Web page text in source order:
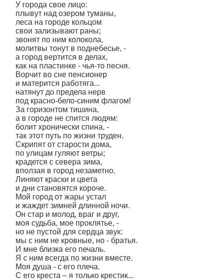
У города свое лицо:
плывут над озером туманы,
леса на городе кольцом
свои зализывают раны;
звонят по ним колокола,
молитвы тонут в поднебесье, -
а город вертится в делах,
как на пластинке - чья-то песня.
Ворчит во сне пенсионер
и матерится работяга...
натянут до предела нерв
под красно-бело-синим флагом!
За горизонтом тишина,
а в городе не спится людям:
болит хронически спина, -
так этот путь по жизни труден.
Скрипят от старости дома,
по улицам гуляют ветры;
крадется с севера зима,
вползая в город незаметно.
Линяют краски и цвета
и дни становятся короче.
Мой город от жары устал
и жаждет зимней длинной ночи.
Он стар и молод, враг и друг,
моя судьба, мое проклятье, -
но не пустой для сердца звук:
мы с ним не кровные, но - братья.
И мне близка его печаль.
Я с ним всегда по жизни вместе.
Моя душа - с его плеча.
С его креста – я только крестик...